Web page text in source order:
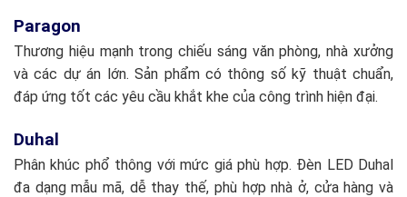
Paragon
Thương hiệu mạnh trong chiếu sáng văn phòng, nhà xưởng
và các dự án lớn. Sản phẩm có thông số kỹ thuật chuẩn,
đáp ứng tốt các yêu cầu khắt khe của công trình hiện đại.
Duhal
Phân khúc phổ thông với mức giá phù hợp. Đèn LED Duhal
đa dạng mẫu mã, dễ thay thế, phù hợp nhà ở, cửa hàng và